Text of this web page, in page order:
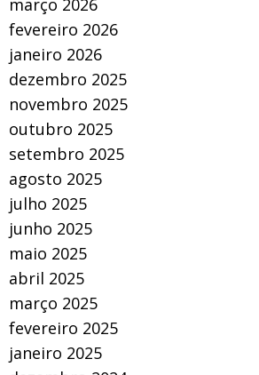
março 2026
fevereiro 2026
janeiro 2026
dezembro 2025
novembro 2025
outubro 2025
setembro 2025
agosto 2025
julho 2025
junho 2025
maio 2025
abril 2025
março 2025
fevereiro 2025
janeiro 2025